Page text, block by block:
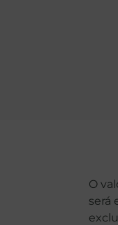
O
será